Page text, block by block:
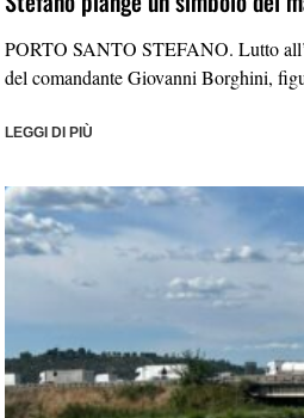
PORTO SANTO STEFANO. Lutto
del comandante Giovanni Borghini,
LEGGI DI PIÙ